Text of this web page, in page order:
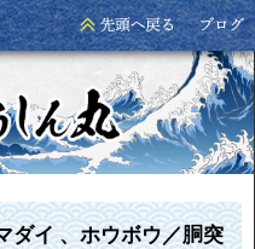
ダイ 、ホウボウ／胴突